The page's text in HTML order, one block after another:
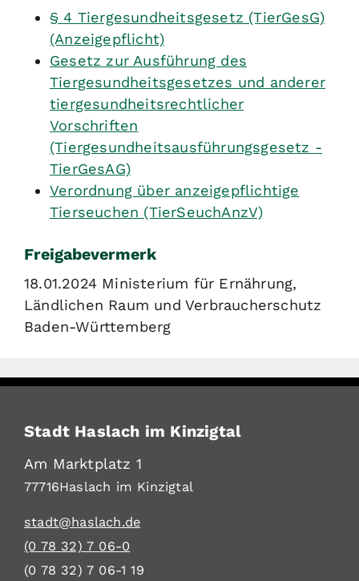
§ 4 Tiergesundheitsgesetz (TierGesG)
(Anzeigepflicht)
Gesetz zur Ausführung des
Tiergesundheitsgesetzes und anderer
tiergesundheitsrechtlicher
Vorschriften
(Tiergesundheitsausführungsgesetz -
TierGesAG)
Verordnung über anzeigepflichtige
Tierseuchen (TierSeuchAnzV)
Freigabevermerk
18.01.2024 Ministerium für Ernährung,
Ländlichen Raum und Verbraucherschutz
Baden-Württemberg
Stadt Haslach im Kinzigtal
Am Marktplatz 1
77716Haslach im Kinzigtal
stadt@haslach.de
(0 78 32) 7 06-0
(0 78 32) 7 06-1 19